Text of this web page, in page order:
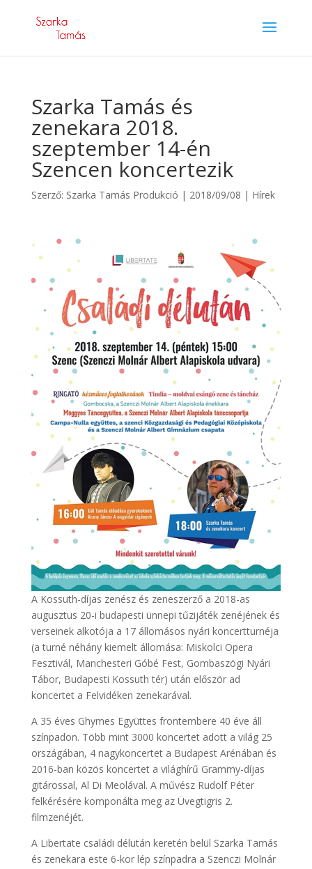
Szarka Tamás és
zenekara 2018.
szeptember 14-én
Szencen koncertezik
Szerző: Szarka Tamás Produkció | 2018/09/08 | Hírek
A Kossuth-díjas zenész és zeneszerző a 2018-as
augusztus 20-i budapesti ünnepi tűzijáték zenéjének és
verseinek alkotója a 17 állomásos nyári koncertturnéja
(a turné néhány kiemelt állomása: Miskolci Opera
Fesztivál, Manchesteri Góbé Fest, Gombaszögi Nyári
Tábor, Budapesti Kossuth tér) után először ad
koncertet a Felvidéken zenekarával.
A 35 éves Ghymes Együttes frontembere 40 éve áll
színpadon. Több mint 3000 koncertet adott a világ 25
országában, 4 nagykoncertet a Budapest Arénában és
2016-ban közös koncertet a világhírű Grammy-díjas
gitárossal, Al Di Meolával. A művész Rudolf Péter
felkérésére komponálta meg az Üvegtigris 2.
filmzenéjét.
A Libertate családi délután keretén belül Szarka Tamás
és zenekara este 6-kor lép színpadra a Szenczi Molnár